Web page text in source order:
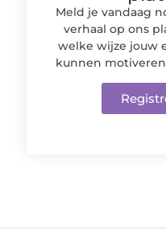
Meld je vandaag
verhaal op ons
welke wijze jouw
kunnen